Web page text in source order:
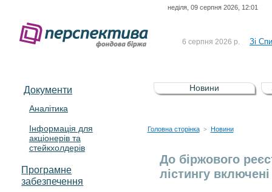
неділя, 09 серпня 2026, 12:01
6 серпня 2026 р. Зі
5 серпня 2026 р.
Зі
UA4000232607)
4 серпня 2026 р.
Документи
Аналітика
Інформація для
акціонерів та
стейкхолдерів
Програмне
забезпечення
Новини
Головна сторінка > Новини
До біржового
лістингу